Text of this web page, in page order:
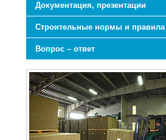
Документация, презентации
Строительные нормы и правила
Вопрос – ответ